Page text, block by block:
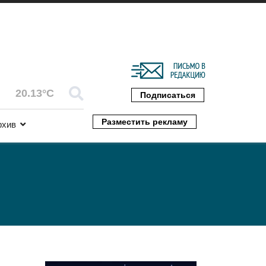
20.13°C Подписаться
Разместить рекламу